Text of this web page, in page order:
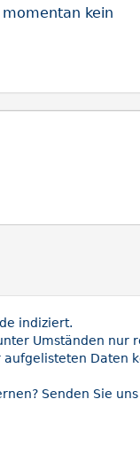
kein
indiziert.
Umständen
Senden Sie